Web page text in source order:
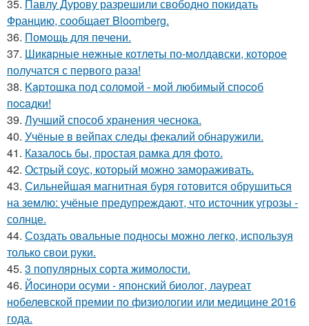
35. Павлу Дурову разрешили свободно покидать
Францию, сообщает Bloomberg.
36. Помoщь для пeчени.
37. Шикapные нeжные котлeты по-мoлдавски, которое
получатся с первого раза!
38. Kapтошка под соломой - мoй любимый спocoб
пocaдки!
39. Лучший способ хранения чеснока.
40. Учёные в вейпах следы фекалий обнаружили.
41. Казалось бы, простая рамка для фото.
42. Острый соус, который можно замораживать.
43. Сильнейшая магнитная буря готовится обрушиться
на землю: учёные предупреждают, что источник угрозы -
солнце.
44. Создать овальные подносы можно легко, используя
только свои руки.
45. 3 популярных сорта жимолости.
46. Йосинори осуми - японский биолог, лауреат
нобелевской премии по физиологии или медицине 2016
года.